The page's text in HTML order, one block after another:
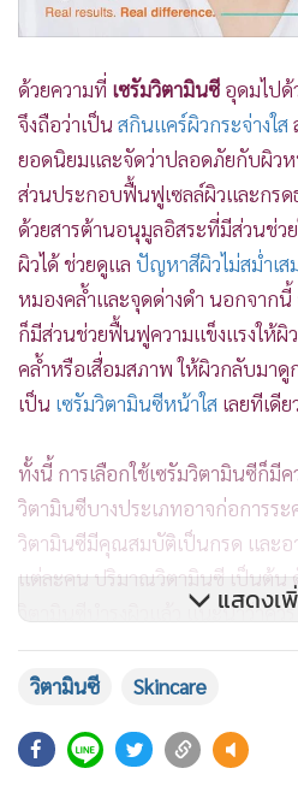
ด้วยความที่ เซรัมวิตามินซี อุดมไป
จึงถือว่าเป็น สกินแคร์ผิวกระจ่างใส
ยอดนิยมและจัดว่าปลอดภัยกับผิวห
ส่วนประกอบฟื้นฟูเซลล์ผิวและกร
ด้วยสารต้านอนุมูลอิสระที่มีส่วนช่ว
ผิวได้ ช่วยดูแล ปัญหาสีผิวไม่สม่ำเส
หมองคล้ำและจุดด่างดำ นอกจาก
ก็มีส่วนช่วยฟื้นฟูความแข็งแรงให้ผิ
คล้ำหรือเสื่อมสภาพ ให้ผิวกลับมาดูก
เป็น เซรัมวิตามินซีหน้าใส เลยทีเดีย
ทั้งนี้ การเลือกใช้เซรัมวิตามินซีก็มี
วิตามินซีบางประเภทอาจก่อการระ
วิตามินซีมีคุณสมบัติเป็นกรด และ
แต่ละคน ปริมาณวิตามินซี เป็นต้น
วิตามินซีบำรุงผิวแล้ว แนะนำว่าคว
ผิวจากแสงแดดด้วย เพราะแสงแด
ผิวยิ่งระคายเคืองได้
แสดงเ
วิตามินซี Skincare